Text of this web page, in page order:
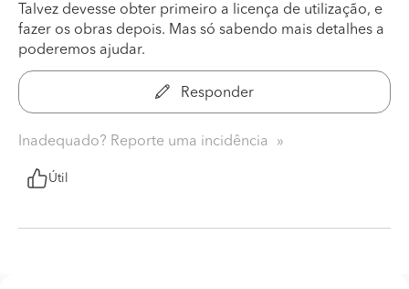
Talvez devesse obter primeiro a licença de utilização, e
fazer os obras depois. Mas só sabendo mais detalhes a
poderemos ajudar.
Responder
Inadequado? Reporte uma incidência
Útil